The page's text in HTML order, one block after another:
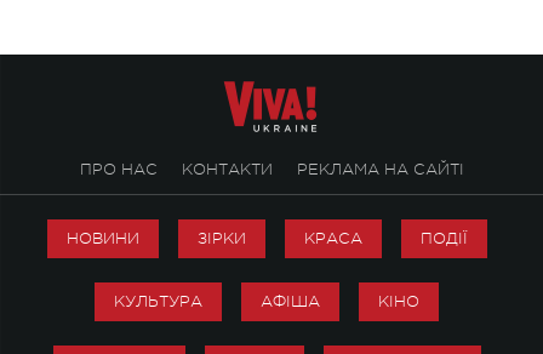
ПРО НАС КОНТАКТИ РЕКЛАМА НА САЙТІ
НОВИНИ ЗІРКИ КРАСА ПОДІЇ
КУЛЬТУРА АФІША КІНО